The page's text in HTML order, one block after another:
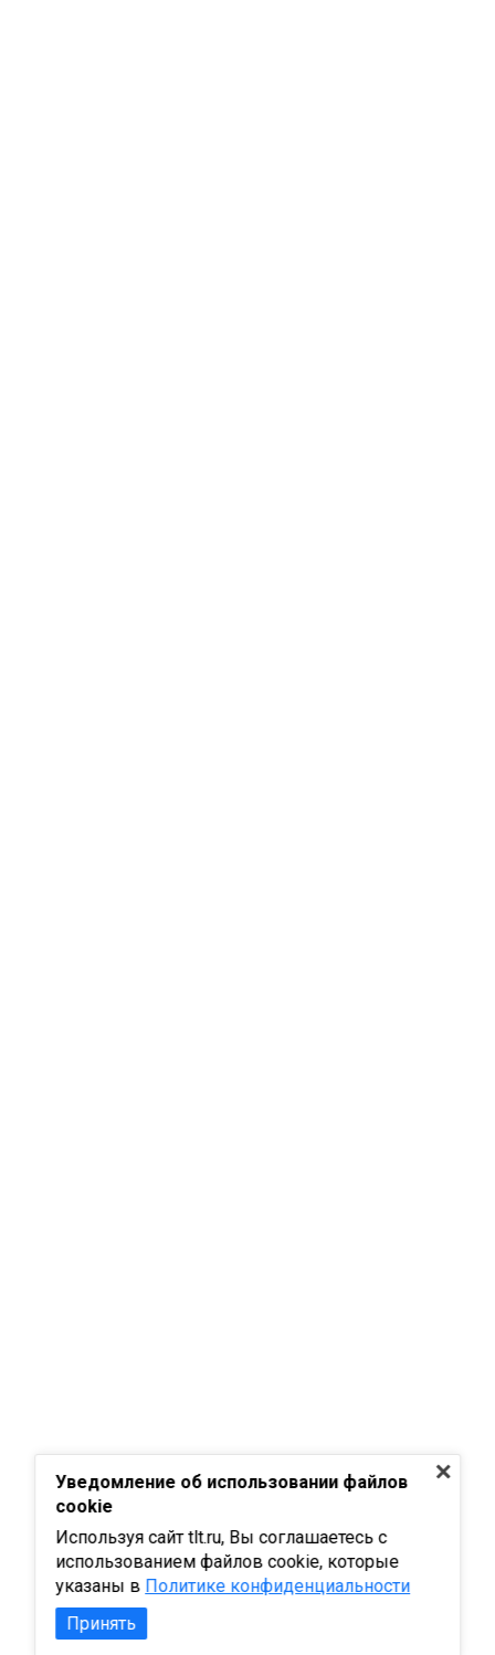
Уведомление об использовании файлов
cookie
Используя сайт tlt.ru, Вы соглашаетесь с
использованием файлов cookie, которые
указаны в Политике конфиденциальности
Принять